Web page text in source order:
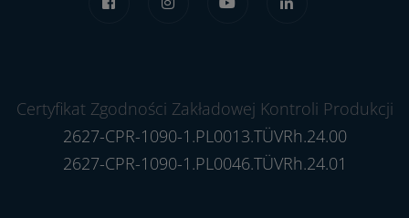
Certyfikat Zgodności Zakładowej Kontroli Produkcji
2627-CPR-1090-1.PL0013.TÜVRh.24.00
2627-CPR-1090-1.PL0046.TÜVRh.24.01